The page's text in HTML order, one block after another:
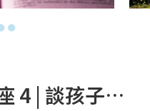
三集：「天主十誡(上)」
二集：「聖母、聖人」—
●
兒少保護系列講座 4 | 談孩子培養正向人格~自在小孩的天空 | 李秀華老師